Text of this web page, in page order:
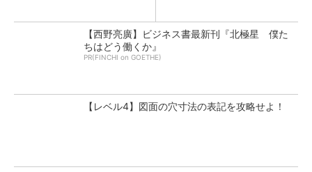
【西野亮廣】ビジネス書最新刊『北極星 僕た
ちはどう働くか』
PR(FINCHI on GOETHE)
【レベル4】図面の穴寸法の表記を攻略せよ！